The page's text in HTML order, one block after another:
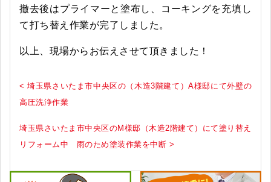
撤去後はプライマーと塗布し、コーキングを充填し
て打ち替え作業が完了しました。
以上、現場からお伝えさせて頂きました！
< 埼玉県さいたま市中央区の（木造3階建て）A様邸にて外壁の
高圧洗浄作業
埼玉県さいたま市中央区のM様邸（木造2階建て）にて塗り替え
リフォーム中 雨のため塗装作業を中断 >